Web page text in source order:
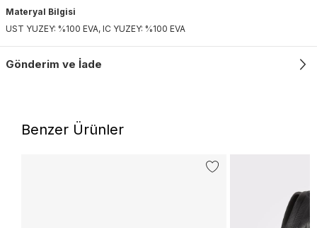
Materyal Bilgisi
UST YUZEY: %100 EVA, IC YUZEY: %100 EVA
Gönderim ve İade
Benzer Ürünler